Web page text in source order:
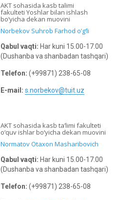
AKT sohasida kasb talimi
fakulteti Yoshlar bilan ishlash
bo‘yicha dekan muovini
Norbekov Suhrob Farhod o‘g‘li
Qabul vaqti: Har kuni 15.00-17.00
(Dushanba va shanbadan tashqari)
Telefon: (+99871) 238-65-08
E-mail: s.norbekov@tuit.uz
AKT sohasida kasb ta’limi fakulteti
o‘quv ishlar bo‘yicha dekan muovini
Normatov Otaxon Masharibovich
Qabul vaqti: Har kuni 15.00-17.00
(Dushanba va shanbadan tashqari)
Telefon: (+99871) 238-65-08